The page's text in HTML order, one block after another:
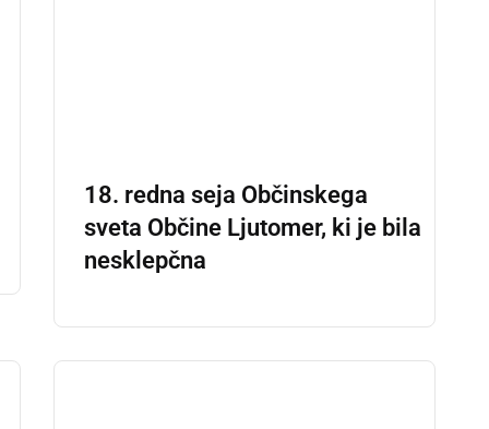
18. redna seja Občinskega
sveta Občine Ljutomer, ki je bila
nesklepčna